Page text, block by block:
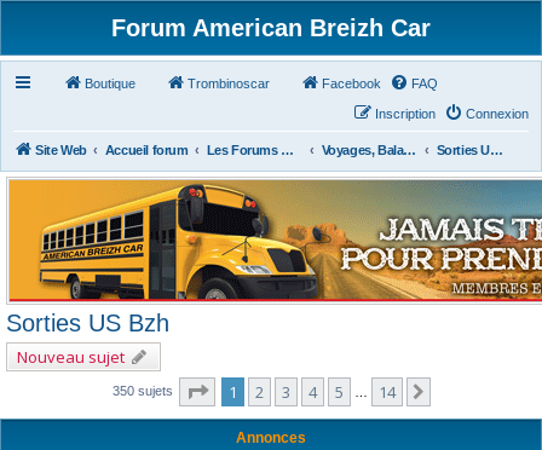
Forum American Breizh Car
Boutique Trombinoscar Facebook FAQ
Connexion
Inscription
Site Web Accueil forum Les Forums Divers Voyages, Balades, Expos, Salons, Concerts, Festivals Sorties US Bzh
Sorties US Bzh
Nouveau sujet
350 sujets Page 1sur
1 2 3 4 5 14
Annonces